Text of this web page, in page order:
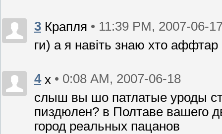
3 Крапля • 11:39 PM, 2007-06-
ги) а я навіть знаю хто
4 х • 0:08 AM, 2007-06-18
слыш вы шо патлатые уроды
пиздюлен? в Полтаве вашего
город реальных пацанов